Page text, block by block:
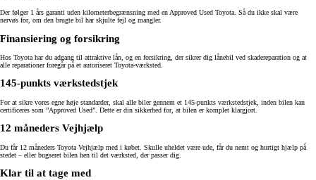
Der følger 1 års garanti uden kilometerbegrænsning med en Approved Used Toyota. Så du ikke skal være
nervøs for, om den brugte bil har skjulte fejl og mangler.
Finansiering og forsikring
Hos Toyota har du adgang til attraktive lån, og en forsikring, der sikrer dig lånebil ved skadereparation og at
alle reparationer foregår på et autoriseret Toyota-værksted.
145-punkts værkstedstjek
For at sikre vores egne høje standarder, skal alle biler gennem et 145-punkts værkstedstjek, inden bilen kan
certificeres som ”Approved Used”. Dette er din sikkerhed for, at bilen er komplet klargjort.
12 måneders Vejhjælp
Du får 12 måneders Toyota Vejhjælp med i købet. Skulle uheldet være ude, får du nemt og hurtigt hjælp på
stedet – eller bugseret bilen hen til det værksted, der passer dig.
Klar til at tage med